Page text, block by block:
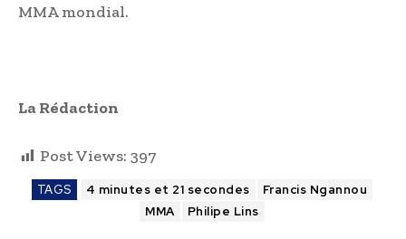
MMA mondial.
La Rédaction
Post Views: 397
TAGS 4 minutes et 21 secondes
Francis Ngannou
MMA
Philipe Lins